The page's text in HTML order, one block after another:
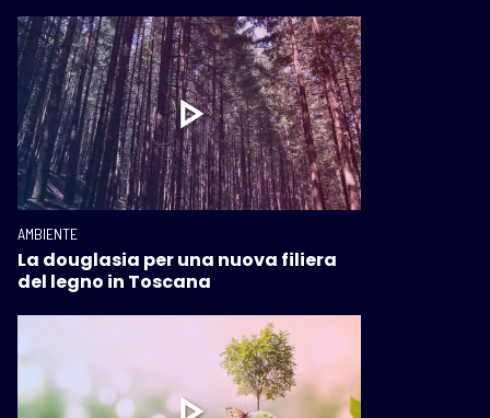
AMBIENTE
La douglasia per una nuova filiera
del legno in Toscana